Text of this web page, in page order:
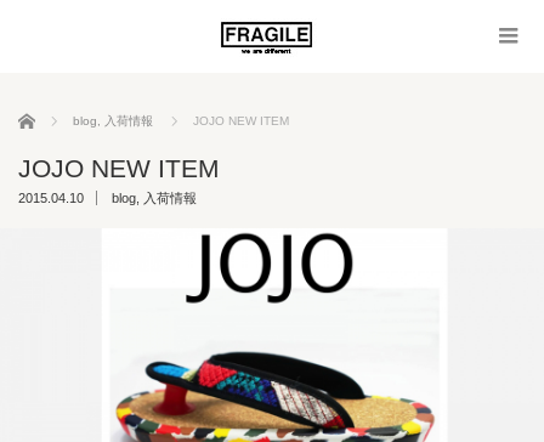
ホーム blog 入荷情報 JOJO NEW ITEM
JOJO NEW ITEM
2015.04.10 blog 入荷情報